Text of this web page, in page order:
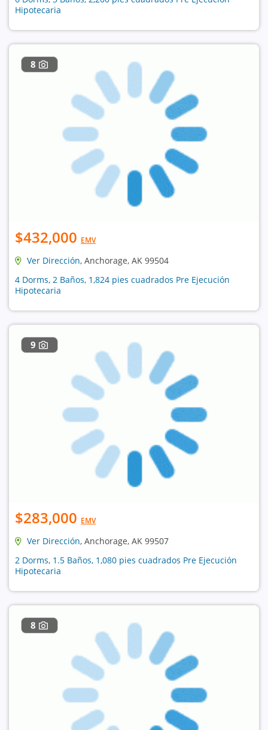
Hipotecaria
8
$432,000 EMV
Ver Dirección, Anchorage, AK 99504
4 Dorms, 2 Baños, 1,824 pies cuadrados Pre Ejecución
Hipotecaria
9
$283,000 EMV
Ver Dirección, Anchorage, AK 99507
2 Dorms, 1.5 Baños, 1,080 pies cuadrados Pre Ejecución
Hipotecaria
8